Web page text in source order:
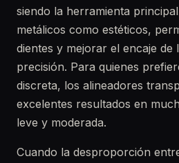
siendo la herramienta
metálicos como estéticos,
dientes y mejorar el encaje de
precisión. Para quienes
discreta, los alineadores
excelentes resultados en
leve y moderada.
Cuando la desproporción